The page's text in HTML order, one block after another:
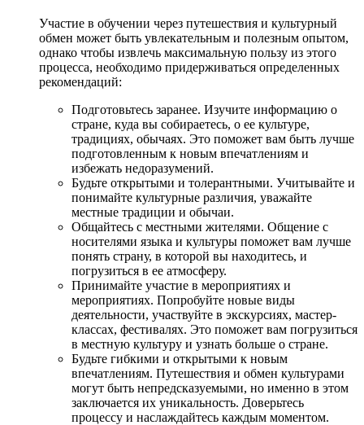
Участие в обучении через путешествия и культурный
обмен может быть увлекательным и полезным опытом,
однако чтобы извлечь максимальную пользу из этого
процесса, необходимо придерживаться определенных
рекомендаций:
Подготовьтесь заранее. Изучите информацию о
стране, куда вы собираетесь, о ее культуре,
традициях, обычаях. Это поможет вам быть лучше
подготовленным к новым впечатлениям и
избежать недоразумений.
Будьте открытыми и толерантными. Учитывайте и
понимайте культурные различия, уважайте
местные традиции и обычаи.
Общайтесь с местными жителями. Общение с
носителями языка и культуры поможет вам лучше
понять страну, в которой вы находитесь, и
погрузиться в ее атмосферу.
Принимайте участие в мероприятиях и
мероприятиях. Попробуйте новые виды
деятельности, участвуйте в экскурсиях, мастер-
классах, фестивалях. Это поможет вам погрузиться
в местную культуру и узнать больше о стране.
Будьте гибкими и открытыми к новым
впечатлениям. Путешествия и обмен культурами
могут быть непредсказуемыми, но именно в этом
заключается их уникальность. Доверьтесь
процессу и наслаждайтесь каждым моментом.